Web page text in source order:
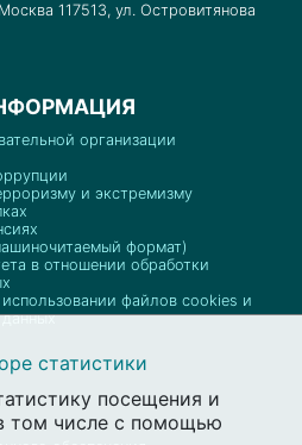
117513, ул. Островитянова
организации
и экстремизму
формат)
в отношении обработки
файлов cookies и
статистики
посещения и
том числе с помощью